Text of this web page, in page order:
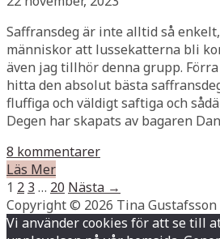
Saffransdeg är inte alltid så
människor att lussekatterna bli
även jag tillhör denna grupp.
hitta den absolut bästa
fluffiga och väldigt saftiga och
Degen har skapats av bagaren
8 kommentarer
Läs Mer
1 2 3 … 20 Nästa →
Copyright © 2026 Tina Gustafsson
Vi använder cookies för att se till